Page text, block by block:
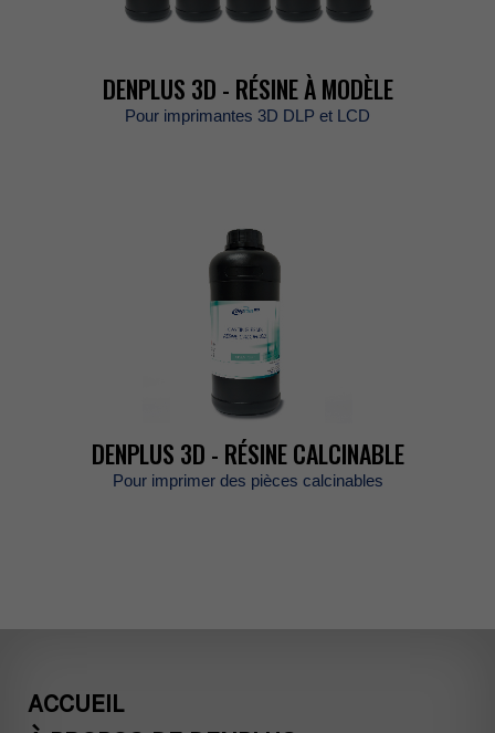
DENPLUS3D-RÉSINEÀMODÈLE
Pourimprimantes3DDLPetLCD
DENPLUS3D-RÉSINECALCINABLE
Pourimprimerdespiècescalcinables
ACCUEIL